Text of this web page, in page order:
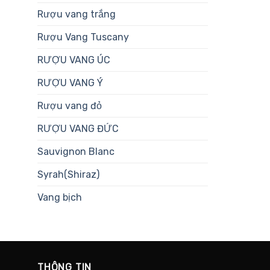
Rượu vang trắng
Rượu Vang Tuscany
RƯỢU VANG ÚC
RƯỢU VANG Ý
Rượu vang đỏ
RƯỢU VANG ĐỨC
Sauvignon Blanc
Syrah(Shiraz)
Vang bịch
THÔNG TIN